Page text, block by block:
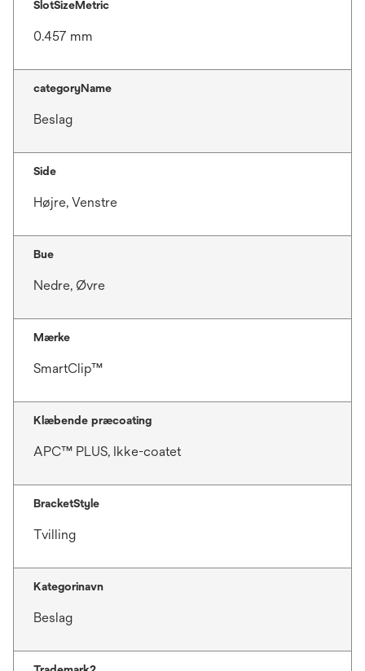
SlotSizeMetric
0.457 mm
categoryName
Beslag
Side
Højre, Venstre
Bue
Nedre, Øvre
Mærke
SmartClip™
Klæbende præcoating
APC™ PLUS, Ikke-coatet
BracketStyle
Tvilling
Kategorinavn
Beslag